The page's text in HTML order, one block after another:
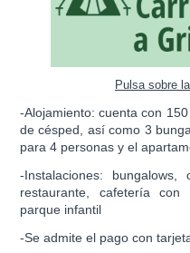
Pulsa sobre
-Alojamiento: cuenta con
de césped, así como 3
para 4 personas y el
-Instalaciones:
restaurante, cafetería
parque infantil
-Se admite el pago con